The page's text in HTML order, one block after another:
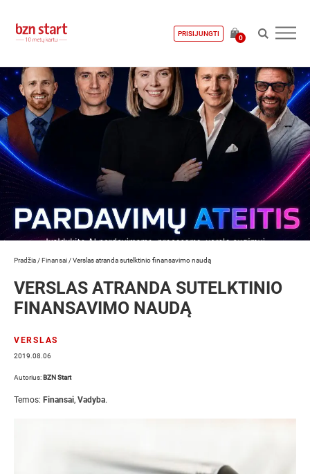
PRISIJUNGTI
0
Pradžia /Finansai /Verslas atranda sutelktinio finansavimo naudą
VERSLAS ATRANDA SUTELKTINIO
FINANSAVIMO NAUDĄ
VERSLAS
2019.08.06
Autorius: BZN Start
Temos: Finansai, Vadyba.